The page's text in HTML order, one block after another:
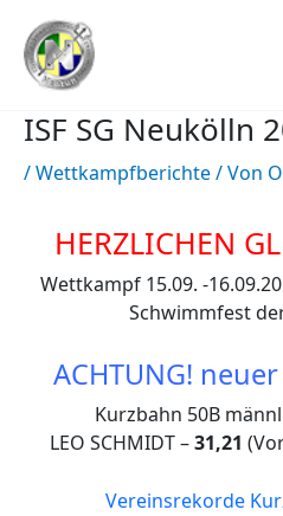
Inhalt
springen
ISF SG Neukölln
/Wettkampfberichte/ Von
HERZLICHEN
Wettkampf 15.09. -
Schwimmfest
ACHTUNG!
Kurzbahn 50B
LEO SCHMIDT –31,21
Vereinsrekorde